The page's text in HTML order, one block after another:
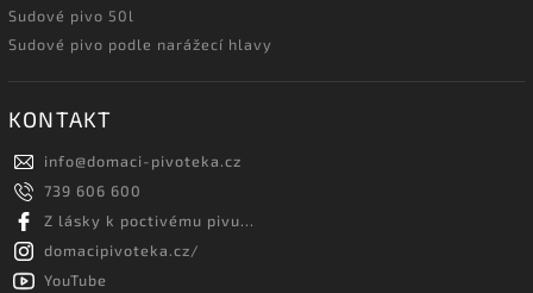
Sudové pivo 50l
Sudové pivo podle narážecí hlavy
KONTAKT
info@domaci-pivoteka.cz
739 606 600
Z lásky k poctivému pivu...
domacipivoteka.cz/
YouTube